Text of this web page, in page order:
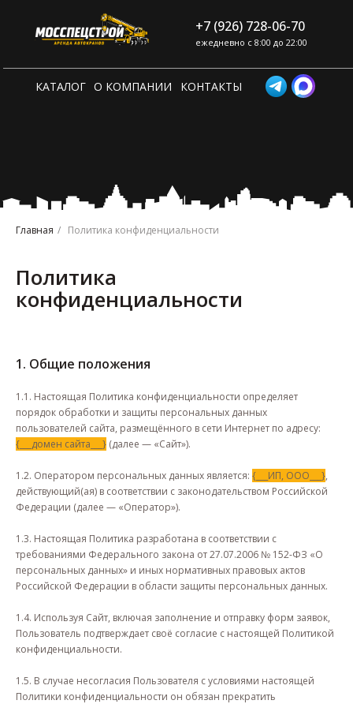
ежедневно с 8:00 до 22:00
+7 (926) 728-06-70
КАТАЛОГ О КОМПАНИИ КОНТАКТЫ
Главная / Политика конфиденциальности
Политика
конфиденциальности
1. Общие положения
1.1. Настоящая Политика конфиденциальности определяет
порядок обработки и защиты персональных данных
пользователей сайта, размещённого в сети Интернет по адресу:
{___домен сайта___} (далее — «Сайт»).
1.2. Оператором персональных данных является: {___ИП, ООО___},
действующий(ая) в соответствии с законодательством Российской
Федерации (далее — «Оператор»).
1.3. Настоящая Политика разработана в соответствии с
требованиями Федерального закона от 27.07.2006 № 152-ФЗ «О
персональных данных» и иных нормативных правовых актов
Российской Федерации в области защиты персональных данных.
1.4. Используя Сайт, включая заполнение и отправку форм заявок,
Пользователь подтверждает своё согласие с настоящей Политикой
конфиденциальности.
1.5. В случае несогласия Пользователя с условиями настоящей
Политики конфиденциальности он обязан прекратить